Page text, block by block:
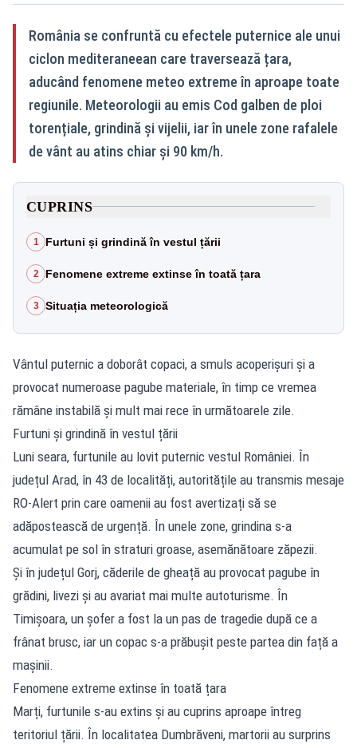
România se confruntă cu efectele puternice ale unui
ciclon mediteraneean care traversează țara,
aducând fenomene meteo extreme în aproape toate
regiunile. Meteorologii au emis Cod galben de ploi
torențiale, grindină și vijelii, iar în unele zone rafalele
de vânt au atins chiar și 90 km/h.
CUPRINS
1 Furtuni și grindină în vestul țării
2 Fenomene extreme extinse în toată țara
3 Situația meteorologică
Vântul puternic a doborât copaci, a smuls acoperișuri și a
provocat numeroase pagube materiale, în timp ce vremea
rămâne instabilă și mult mai rece în următoarele zile.
Furtuni și grindină în vestul țării
Luni seara, furtunile au lovit puternic vestul României. În
județul Arad, în 43 de localități, autoritățile au transmis mesaje
RO-Alert prin care oamenii au fost avertizați să se
adăpostească de urgență. În unele zone, grindina s-a
acumulat pe sol în straturi groase, asemănătoare zăpezii.
Și în județul Gorj, căderile de gheață au provocat pagube în
grădini, livezi și au avariat mai multe autoturisme. În
Timișoara, un șofer a fost la un pas de tragedie după ce a
frânat brusc, iar un copac s-a prăbușit peste partea din față a
mașinii.
Fenomene extreme extinse în toată țara
Marți, furtunile s-au extins și au cuprins aproape întreg
teritoriul țării. În localitatea Dumbrăveni, martorii au surprins